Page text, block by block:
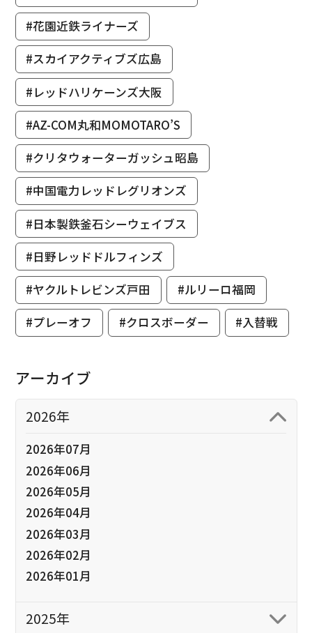
#花園近鉄ライナーズ
#スカイアクティブズ広島
#レッドハリケーンズ大阪
#AZ-COM丸和MOMOTARO’S
#クリタウォーターガッシュ昭島
#中国電力レッドレグリオンズ
#日本製鉄釜石シーウェイブス
#日野レッドドルフィンズ
#ヤクルトレビンズ戸田
#ルリーロ福岡
#プレーオフ
#クロスボーダー #入替戦
アーカイブ
2026年
2026年07月
2026年06月
2026年05月
2026年04月
2026年03月
2026年02月
2026年01月
2025年